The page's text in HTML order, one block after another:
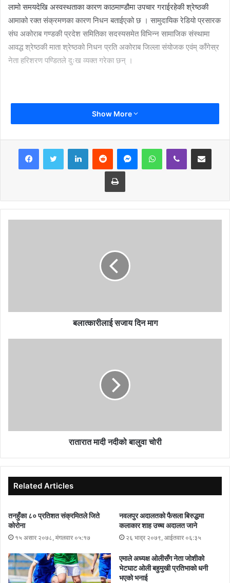
लामो समयदेखि अस्वस्थताका कारण काठमाण्डौमा उपचार गराईरहेकी श्रेष्ठकी
आमाको रक्त संक्रमणका कारण निधन बताईएको छ । सामुदायिक रेडियो प्रसारक
संघ अकोराब गण्डकी प्रदेश समितिका सदस्यसमेत विभिन्न सामाजिक संस्थामा
आवद्ध श्रेष्ठकी माता श्रेष्ठको निधन प्रति अकोराब जिल्ला संयोजक एवंम् काँगेस्र
नेता हरिशरण पण्डितले दुःख व्यक्त गरेका छन् ।
Show More
LinkedInReddit MessengerWhatsAppViber Share via Email
Print
बलात्कारीलाई सजाय दिन माग
रातारात मादी नदीको बालुवा चोरी
Related Articles
तनहुँका ८० प्रतिशत संक्रमितले जिते
कोरोना
१५ असार २०७८, मंगलवार ०५:१७
नवलपुर अदालतको फैसला बिरुद्धमा
कलाकार शाह उच्च अदालत जाने
२६ भाद्र २०७९, आईतवार ०६:३५
एमाले अध्यक्ष ओलीसँग नेता जोशीको
भेटघाट ओली बहुमुखी प्रतिभाको धनी
भएको भनाई